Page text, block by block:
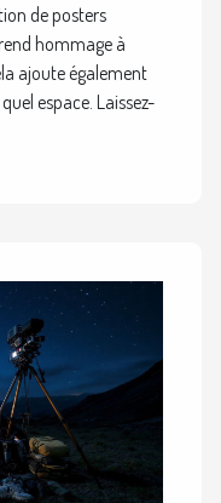
de posters
hommage à
ajoute également
espace. Laissez-